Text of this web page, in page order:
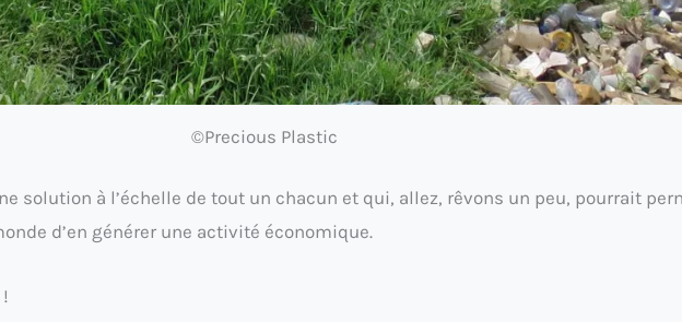
©Precious Plastic
solution à l’échelle de tout un chacun et qui, allez, rêvons un peu, pourrait
d’en générer une activité économique.